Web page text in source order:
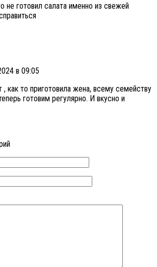
не готовил салата именно из свежей
в 09:05
, как то приготовила жена, всему семейству
готовим регулярно. И вкусно и